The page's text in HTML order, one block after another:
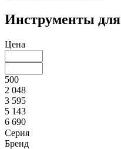
Инструменты
Цена
500
2 048
3 595
5 143
6 690
Серия
Бренд